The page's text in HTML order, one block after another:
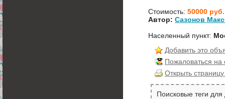
Стоимость: 50000 руб.
Автор: Сазонов
Населенный пункт:
Добавить это
Пожаловаться
Открыть
Поисковые теги